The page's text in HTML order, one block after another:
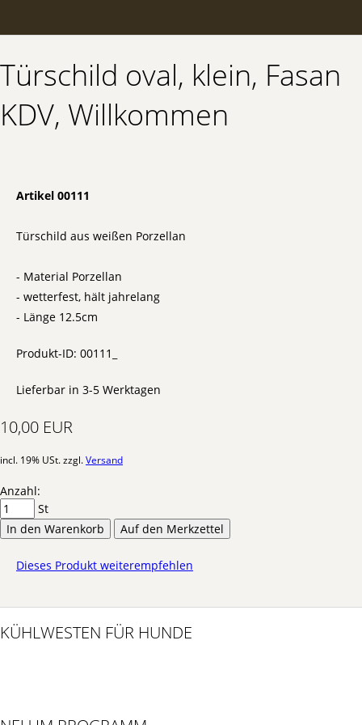
Türschild oval, klein, Fasan
KDV, Willkommen
Artikel 00111
Türschild aus weißen Porzellan
- Material Porzellan
- wetterfest, hält jahrelang
- Länge 12.5cm
Produkt-ID: 00111_
Lieferbar in 3-5 Werktagen
10,00 EUR
incl. 19% USt. zzgl. Versand
Anzahl:
St
In den Warenkorb
Auf den Merkzettel
Dieses Produkt weiterempfehlen
KÜHLWESTEN FÜR HUNDE